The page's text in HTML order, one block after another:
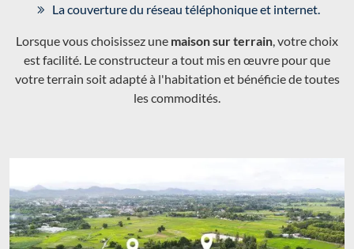
La couverture du réseau téléphonique et internet.
Lorsque vous choisissez une maison sur terrain , votre choix
est facilité. Le constructeur a tout mis en œuvre pour que
votre terrain soit adapté à l'habitation et bénéficie de toutes
les commodités.